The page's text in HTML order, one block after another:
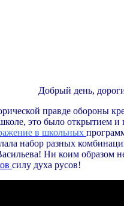
Добрый день,
правде
это было
в школьных
набор разных
Ни коим образом
силу духа русов!